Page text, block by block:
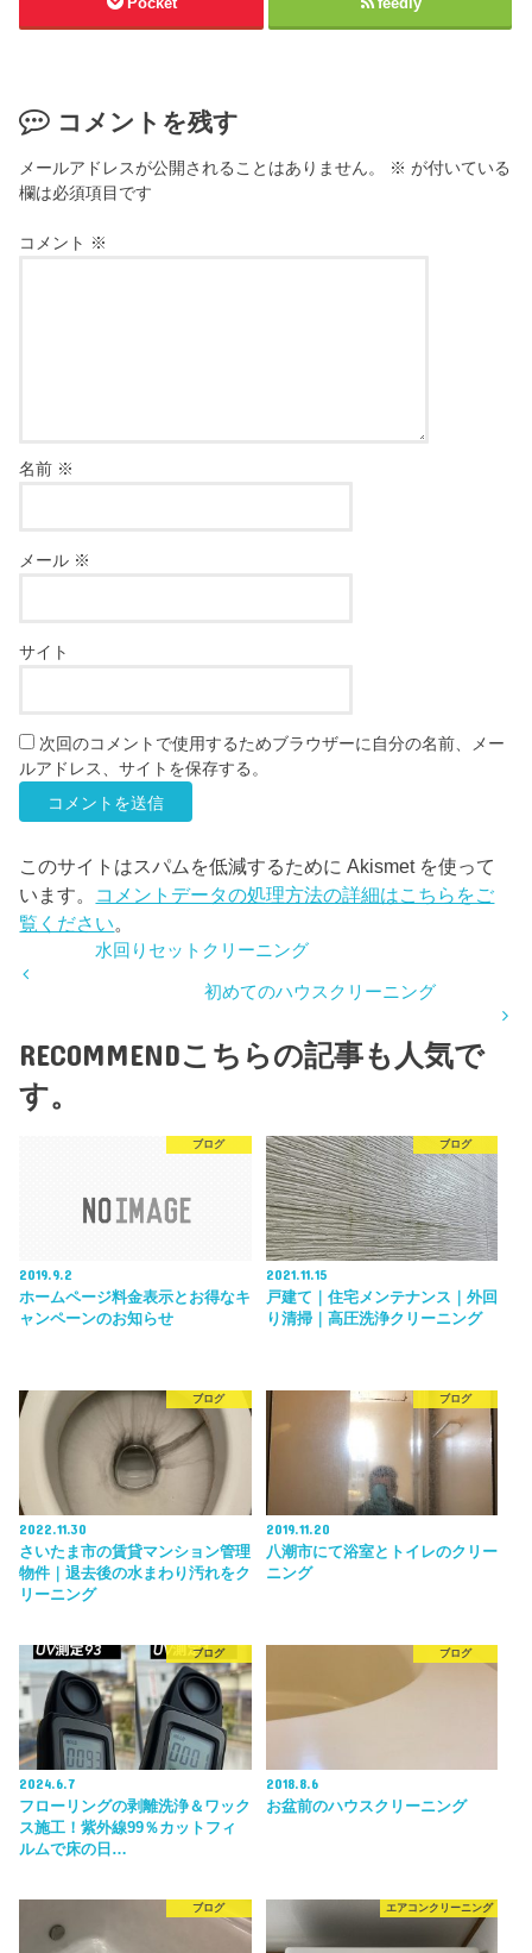
コメントを残す
メールアドレスが公開されることはありません。 ※ が付いている
欄は必須項目です
コメント ※
名前 ※
メール ※
サイト
次回のコメントで使用するためブラウザーに自分の名前、メー
ルアドレス、サイトを保存する。
このサイトはスパムを低減するために Akismet を使って
います。 コメントデータの処理方法の詳細はこちらをご
覧ください。
水回りセットクリーニング
初めてのハウスクリーニング
RECOMMENDこちらの記事も人気で
す。
ブログ
2019.9.2
ホームページ料金表示とお得なキ
ャンペーンのお知らせ
ブログ
2021.11.15
戸建て｜住宅メンテナンス｜外回
り清掃｜高圧洗浄クリーニング
ブログ
2022.11.30
さいたま市の賃貸マンション管理
物件｜退去後の水まわり汚れをク
リーニング
ブログ
2019.11.20
八潮市にて浴室とトイレのクリー
ニング
ブログ
2024.6.7
フローリングの剥離洗浄＆ワック
ス施工！紫外線99％カットフィ
ルムで床の日…
ブログ
2018.8.6
お盆前のハウスクリーニング
ブログ エアコンクリーニング